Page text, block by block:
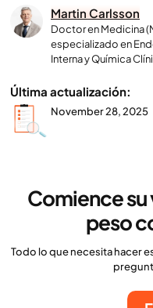
Martin Carlsson
Doctor en Medicina
especializado en
Interna y Química
Última actualización:
November 28, 2025
Comience
peso
Todo lo que necesita hacer